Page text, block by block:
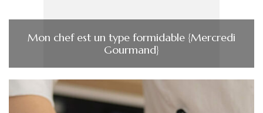
Mon chef est un type formidable {Mercredi
Gourmand}